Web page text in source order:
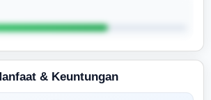
& Keuntungan